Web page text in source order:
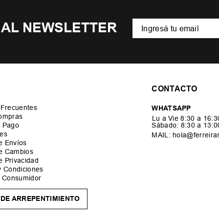
NEWSLETTER
Pago
Envíos
Cambios
Privacidad
Condiciones
ARREPENTIMIENTO
CONTACTO
WHATSAPP
Lu a Vie 8:30 a
Sábado: 8:30 a
MAIL: